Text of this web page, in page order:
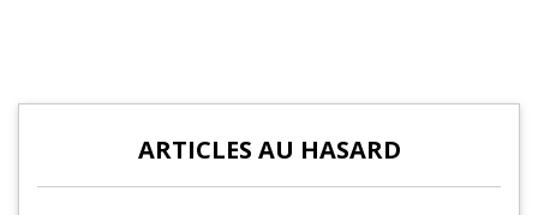
ARTICLES AU HASARD